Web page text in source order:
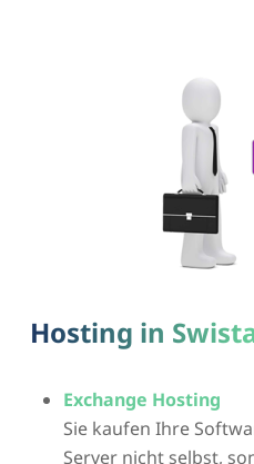
Hosting in
Exchange Hosting
Sie kaufen Ihre
Server nicht selbst,